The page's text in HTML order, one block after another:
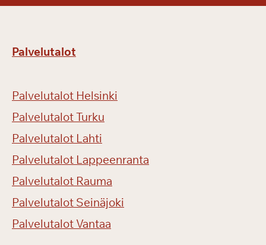
Palvelutalot
Palvelutalot Helsinki
Palvelutalot Turku
Palvelutalot Lahti
Palvelutalot Lappeenranta
Palvelutalot Rauma
Palvelutalot Seinäjoki
Palvelutalot Vantaa